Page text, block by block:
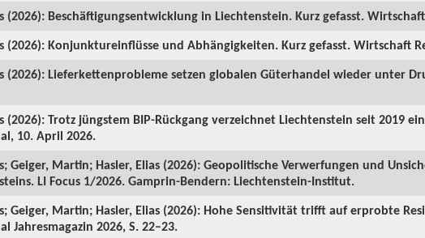
(2026): Beschäftigungsentwicklung in Liechtenstein. Kurz gefasst.
(2026): Konjunktureinflüsse und Abhängigkeiten. Kurz gefasst. Wirtschaft
(2026): Lieferkettenprobleme setzen globalen Güterhandel wieder unter
(2026): Trotz jüngstem BIP-Rückgang verzeichnet Liechtenstein seit 2019
10. April 2026.
Geiger, Martin; Hasler, Elias (2026): Geopolitische Verwerfungen und
LI Focus 1/2026. Gamprin-Bendern: Liechtenstein-Institut.
Geiger, Martin; Hasler, Elias (2026): Hohe Sensitivität trifft auf erprobte
Jahresmagazin 2026, S. 22–23.